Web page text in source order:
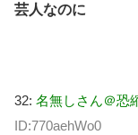
芸人なのに
32: 名無しさん＠恐
ID:770aehWo0